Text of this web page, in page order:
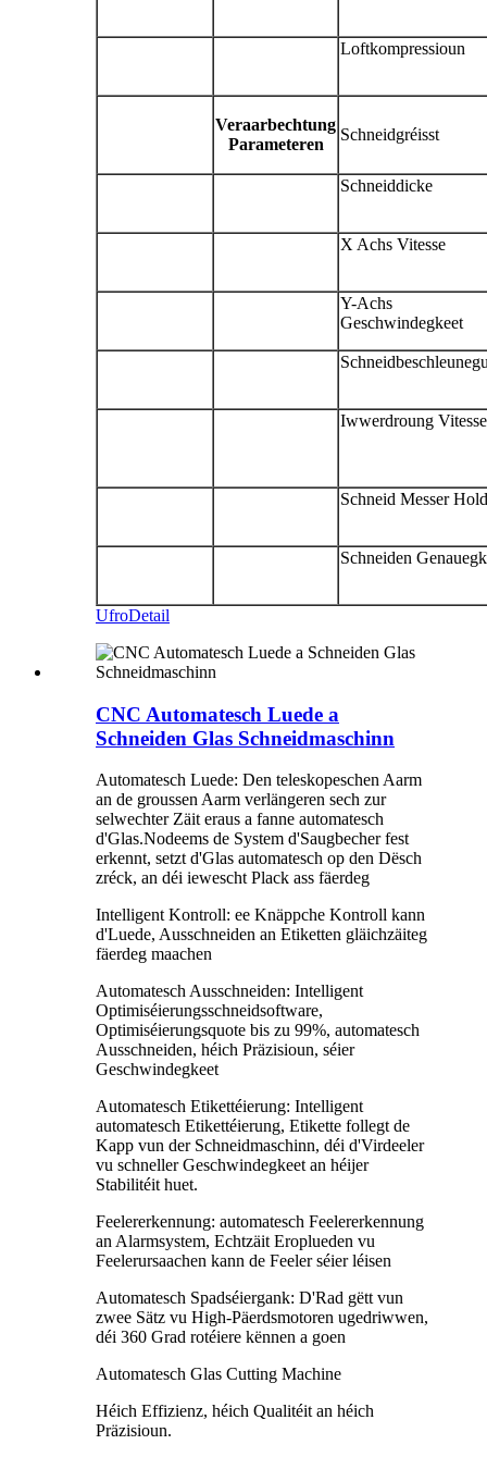
Loftkompressioun
Veraarbechtung
Parameteren
Schneidgréisst
Schneiddicke
X Achs Vitesse
Y-Achs
Geschwindegkeet
Iwwerdroung Vitesse
Schneid Messer
Schneiden
UfroDetail
CNC Automatesch Luede a
Schneiden Glas Schneidmaschinn
Automatesch Luede: Den teleskopeschen Aarm
an de groussen Aarm verlängeren sech zur
selwechter Zäit eraus a fanne automatesch
d'Glas.Nodeems de System d'Saugbecher fest
erkennt, setzt d'Glas automatesch op den Dësch
zréck, an déi iewescht Plack ass fäerdeg
Intelligent Kontroll: ee Knäppche Kontroll kann
d'Luede, Ausschneiden an Etiketten gläichzäiteg
fäerdeg maachen
Automatesch Ausschneiden: Intelligent
Optimiséierungsschneidsoftware,
Optimiséierungsquote bis zu 99%, automatesch
Ausschneiden, héich Präzisioun, séier
Geschwindegkeet
Automatesch Etikettéierung: Intelligent
automatesch Etikettéierung, Etikette follegt de
Kapp vun der Schneidmaschinn, déi d'Virdeeler
vu schneller Geschwindegkeet an héijer
Stabilitéit huet.
Feelererkennung: automatesch Feelererkennung
an Alarmsystem, Echtzäit Eroplueden vu
Feelerursaachen kann de Feeler séier léisen
Automatesch Spadséiergank: D'Rad gëtt vun
zwee Sätz vu High-Päerdsmotoren ugedriwwen,
déi 360 Grad rotéiere kënnen a goen
Automatesch Glas Cutting Machine
Héich Effizienz, héich Qualitéit an héich
Präzisioun.